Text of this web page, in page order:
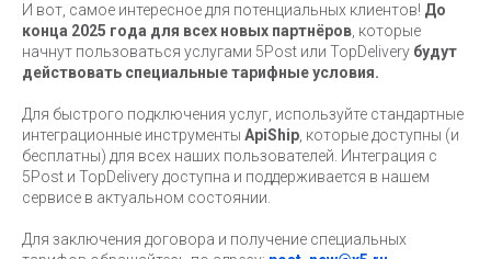
И вот, самое интересное для потенциальных клиентов! До
конца 2025 года для всех новых партнёров, которые
начнут пользоваться услугами 5Post или TopDelivery будут
действовать специальные тарифные условия.
Для быстрого подключения услуг, используйте стандартные
интеграционные инструменты ApiShip, которые доступны (и
бесплатны) для всех наших пользователей. Интеграция с
5Post и TopDelivery доступна и поддерживается в нашем
сервисе в актуальном состоянии.
Для заключения договора и получение специальных